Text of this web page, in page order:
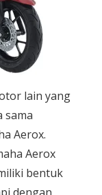
lain yang
sama
Aerox.
Aerox
bentuk